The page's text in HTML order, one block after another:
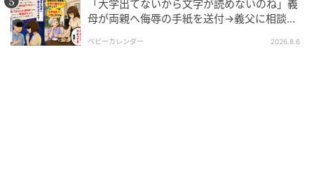
「大学出てないから文字が読めないのね」義
母が両親へ侮辱の手紙を送付→義父に相談
ベビーカレンダー 2026.8.6